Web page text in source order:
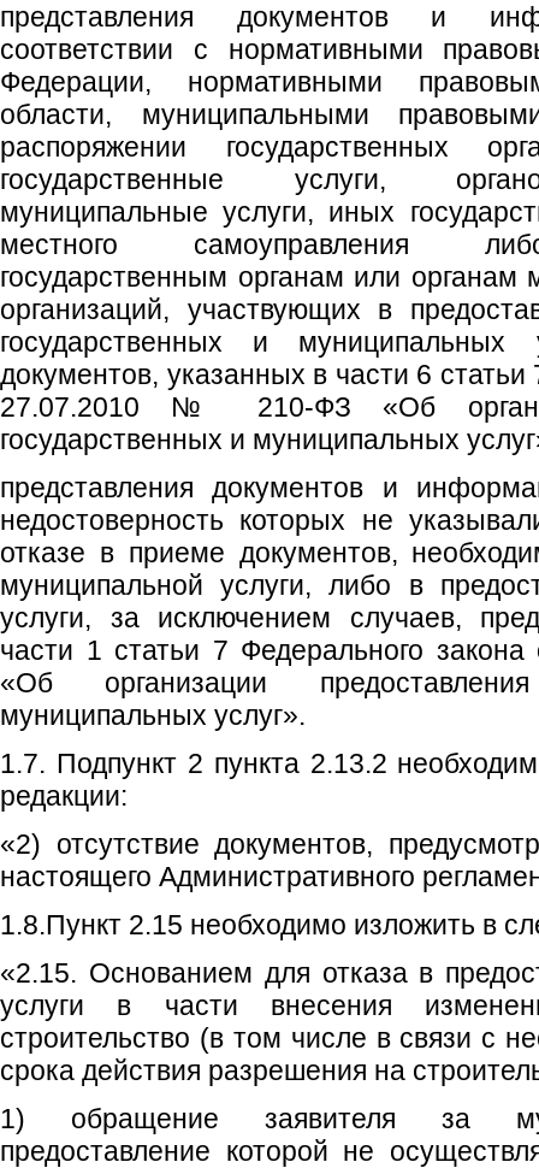
представления документов и
соответствии с нормативными
Федерации, нормативными
области, муниципальными
распоряжении государственных
государственные услуги,
муниципальные услуги, иных
местного самоуправления
государственным органам или органам
организаций, участвующих в
государственных и муниципальных
документов, указанных в части 6
27.07.2010 № 210-ФЗ «Об
государственных и муниципальных
представления документов и
недостоверность которых не
отказе в приеме документов,
муниципальной услуги, либо в
услуги, за исключением случаев,
части 1 статьи 7 Федерального
«Об организации
муниципальных услуг».
1.7. Подпункт 2 пункта 2.13.2
редакции:
«2) отсутствие документов,
настоящего Административного
1.8.Пункт 2.15 необходимо изложить в
«2.15. Основанием для отказа в
услуги в части внесения
строительство (в том числе в связи с
срока действия разрешения на
1) обращение заявителя за
предоставление которой не